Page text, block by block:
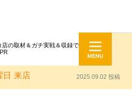
店の取材＆ガチ実戦＆収録で
ド来店PR：ノア溝
来店 2025.09.02 投稿